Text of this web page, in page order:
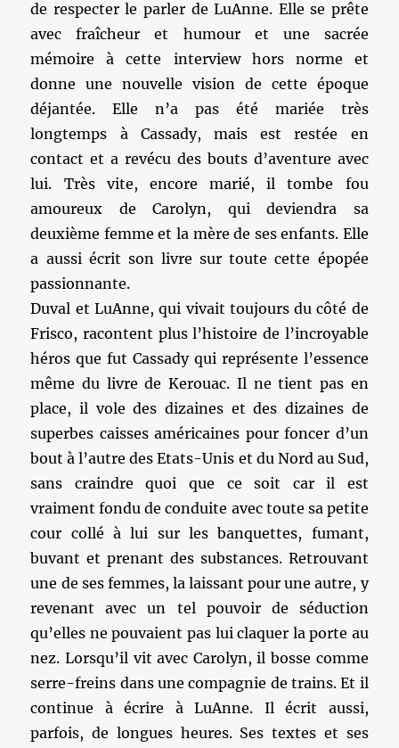
de respecter le parler de LuAnne. Elle se prête
avec fraîcheur et humour et une sacrée
mémoire à cette interview hors norme et
donne une nouvelle vision de cette époque
déjantée. Elle n’a pas été mariée très
longtemps à Cassady, mais est restée en
contact et a revécu des bouts d’aventure avec
lui. Très vite, encore marié, il tombe fou
amoureux de Carolyn, qui deviendra sa
deuxième femme et la mère de ses enfants. Elle
a aussi écrit son livre sur toute cette épopée
passionnante.
Duval et LuAnne, qui vivait toujours du côté de
Frisco, racontent plus l’histoire de l’incroyable
héros que fut Cassady qui représente l’essence
même du livre de Kerouac. Il ne tient pas en
place, il vole des dizaines et des dizaines de
superbes caisses américaines pour foncer d’un
bout à l’autre des Etats-Unis et du Nord au Sud,
sans craindre quoi que ce soit car il est
vraiment fondu de conduite avec toute sa petite
cour collé à lui sur les banquettes, fumant,
buvant et prenant des substances. Retrouvant
une de ses femmes, la laissant pour une autre, y
revenant avec un tel pouvoir de séduction
qu’elles ne pouvaient pas lui claquer la porte au
nez. Lorsqu’il vit avec Carolyn, il bosse comme
serre-freins dans une compagnie de trains. Et il
continue à écrire à LuAnne. Il écrit aussi,
parfois, de longues heures. Ses textes et ses